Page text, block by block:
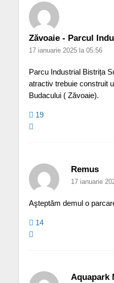
Zăvoaie - Parcul
17 ianuarie 2025 la 05:56
Parcu Industrial Bistrița
atractiv trebuie construit
Budacului ( Zăvoaie).
19
Remus
17 ianuarie
Aşteptăm demul o
14
Aquapark